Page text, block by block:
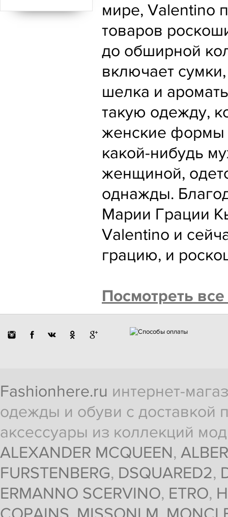
мире, Valentino
товаров
до обширной
включает
шелка и
такую одежду,
женские формы
какой-нибудь
женщиной,
однажды.
Марии Грации
Valentino и
грацию, и
Посмотреть
Fashionhere.ru интернет-
одежды и обуви с доставкой
аксессуары из коллекций
ALEXANDER MCQUEEN,
FURSTENBERG, DSQUARED2,
ERMANNO SCERVINO, ETRO,